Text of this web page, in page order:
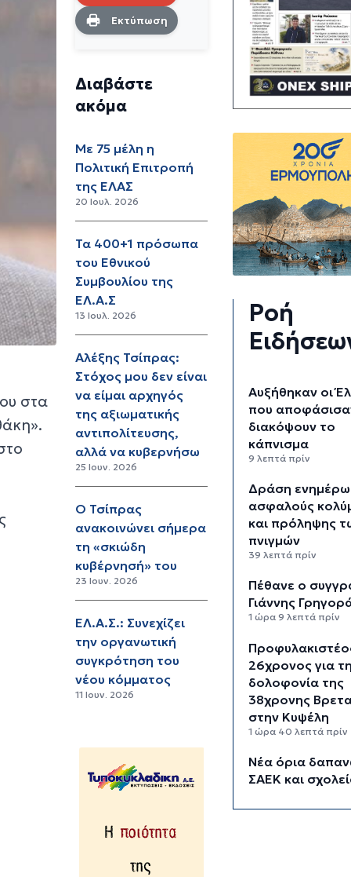
στα
Εκτύπωση
Διαβάστε
ακόμα
Με 75 μέλη η
Πολιτική Επιτροπή
της ΕΛΑΣ
20 Ιουλ. 2026
Τα 400+1 πρόσωπα
του Εθνικού
Συμβουλίου της
ΕΛ.Α.Σ
13 Ιουλ. 2026
Αλέξης Τσίπρας:
Στόχος μου δεν είναι
να είμαι αρχηγός
της αξιωματικής
αντιπολίτευσης,
αλλά να κυβερνήσω
25 Ιουν. 2026
Ο Τσίπρας
ανακοινώνει σήμερα
τη «σκιώδη
κυβέρνησή» του
23 Ιουν. 2026
ΕΛ.Α.Σ.: Συνεχίζει
την οργανωτική
συγκρότηση του
νέου κόμματος
11 Ιουν. 2026
Ροή
Αυξήθηκαν οι
που
διακόψουν το
κάπνισμα
9 λεπτά πρίν
Δράση
ασφαλούς
και πρόληψης
πνιγμών
39 λεπτά πρίν
Πέθανε ο
Γιάννης
1 ώρα 9 λεπτά πρίν
26χρονος για
δολοφονία της
38χρονης
στην Κυψέλη
1 ώρα 40 λεπτά πρίν
Νέα όρια
ΣΑΕΚ και
2 ώρες 11 λεπτά πρίν